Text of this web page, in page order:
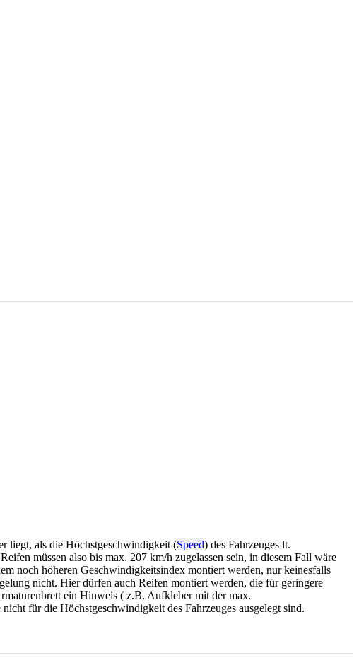
liegt, als die Höchstgeschwindigkeit (Speed) des Fahrzeuges lt.
müssen also bis max. 207 km/h zugelassen sein, in diesem Fall wäre
noch höheren Geschwindigkeitsindex montiert werden, nur keinesfalls
nicht. Hier dürfen auch Reifen montiert werden, die für geringere
ein Hinweis ( z.B. Aufkleber mit der max.
für die Höchstgeschwindigkeit des Fahrzeuges ausgelegt sind.